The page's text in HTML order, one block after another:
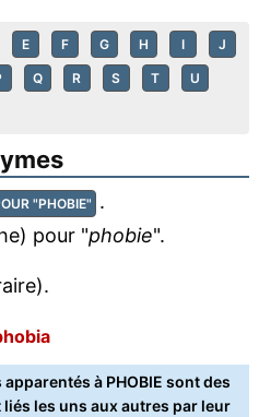
E F G H I J
Q R S T U
"PHOBIE" .
pour "phobie".
à PHOBIE sont des
les uns aux autres par leur